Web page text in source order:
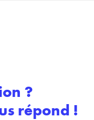
?
répond !